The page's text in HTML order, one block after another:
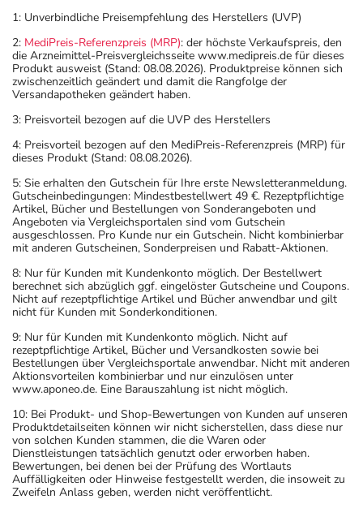
1: Unverbindliche Preisempfehlung des Herstellers (UVP)
2: MediPreis-Referenzpreis (MRP): der höchste Verkaufspreis, den
die Arzneimittel-Preisvergleichsseite www.medipreis.de für dieses
Produkt ausweist (Stand: 08.08.2026). Produktpreise können sich
zwischenzeitlich geändert und damit die Rangfolge der
Versandapotheken geändert haben.
3: Preisvorteil bezogen auf die UVP des Herstellers
4: Preisvorteil bezogen auf den MediPreis-Referenzpreis (MRP) für
dieses Produkt (Stand: 08.08.2026).
5: Sie erhalten den Gutschein für Ihre erste Newsletteranmeldung.
Gutscheinbedingungen: Mindestbestellwert 49 €. Rezeptpflichtige
Artikel, Bücher und Bestellungen von Sonderangeboten und
Angeboten via Vergleichsportalen sind vom Gutschein
ausgeschlossen. Pro Kunde nur ein Gutschein. Nicht kombinierbar
mit anderen Gutscheinen, Sonderpreisen und Rabatt-Aktionen.
8: Nur für Kunden mit Kundenkonto möglich. Der Bestellwert
berechnet sich abzüglich ggf. eingelöster Gutscheine und Coupons.
Nicht auf rezeptpflichtige Artikel und Bücher anwendbar und gilt
nicht für Kunden mit Sonderkonditionen.
9: Nur für Kunden mit Kundenkonto möglich. Nicht auf
rezeptpflichtige Artikel, Bücher und Versandkosten sowie bei
Bestellungen über Vergleichsportale anwendbar. Nicht mit anderen
Aktionsvorteilen kombinierbar und nur einzulösen unter
www.aponeo.de. Eine Barauszahlung ist nicht möglich.
10: Bei Produkt- und Shop-Bewertungen von Kunden auf unseren
Produktdetailseiten können wir nicht sicherstellen, dass diese nur
von solchen Kunden stammen, die die Waren oder
Dienstleistungen tatsächlich genutzt oder erworben haben.
Bewertungen, bei denen bei der Prüfung des Wortlauts
Auffälligkeiten oder Hinweise festgestellt werden, die insoweit zu
Zweifeln Anlass geben, werden nicht veröffentlicht.